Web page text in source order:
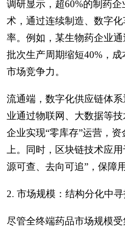
调研显示，超60%的制药
术，通过连续制造、数字
率。例如，某生物药企业
批次生产周期缩短40%，
市场竞争力。
流通端，数字化供应链体
业通过物联网、大数据等
企业实现“零库存”运营，
上。同时，区块链技术应
源可查、去向可追”，保障
2. 市场规模：结构分化中
尽管全终端药品市场规模